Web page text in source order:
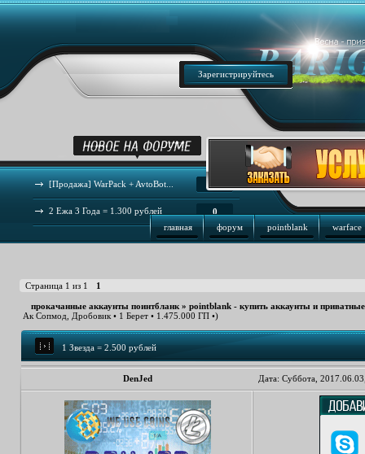
Зарегистрируйтесь
44
[Продажа] WarPack + AvtoBot...
0
2 Ежа 3 Года = 1.300 рублей
главная
форум pointblank warface
Страница 1 из 1 1
прокачанные аккаунты поинтбланк » pointblank - купить аккаунты и
Ак Сопмод, Дробовик • 1 Берет • 1.475.000 ГП •)
1 Звезда = 2.500 рублей
DenJed Дата: Суббота,